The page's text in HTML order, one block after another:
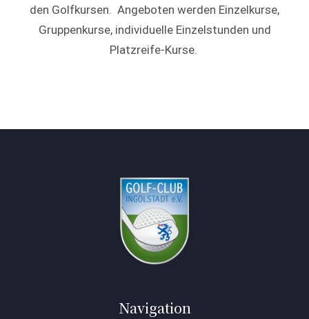
den Golfkursen. Angeboten werden Einzelkurse,
Gruppenkurse, individuelle Einzelstunden und
Platzreife-Kurse.
Navigation